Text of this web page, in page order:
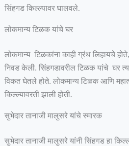
सिंहगड किल्ल्यावर घालवले.
लोकमान्य टिळक यांचे घर
लोकमान्य टिळकांना काही ग्रंथ लिहायचे होते,
निवड केली. सिंहगडावरील टिळक यांचे घर
विकत घेतले होते. लोकमान्य टिळक आणि
किल्ल्यावरती झाली होती.
सुभेदार तानाजी मालुसरे यांचे स्मारक
सुभेदार तानाजी मालुसरे यांनी सिंहगड हा